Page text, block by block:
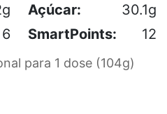
Açúcar:
30.1g
6 SmartPoints: 12
para 1 dose (104g)